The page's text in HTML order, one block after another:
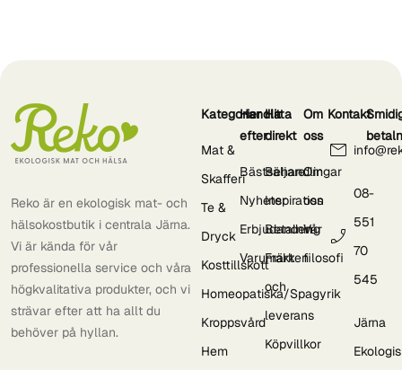
Reko är en ekologisk mat- och
hälsokostbutik i centrala Järna.
Vi är kända för vår
professionella service och våra
högkvalitativa produkter, och vi
strävar efter att ha allt du
behöver på hyllan.
Kategorier
Mat &
Skafferi
Te &
Dryck
Kosttillskott
Homeopatiska/Spagyrik
Kroppsvård
Hem
Handla
efter
Bästsäljare
Nyheter
Erbjudanden
Varumärken
Hitta
direkt
Behandlingar
Inspiration
Betalning
Frakt
och
leverans
Köpvillkor
Om
oss
Om
oss
Vår
filosofi
Kontakt
08-
551
70
545
Järna